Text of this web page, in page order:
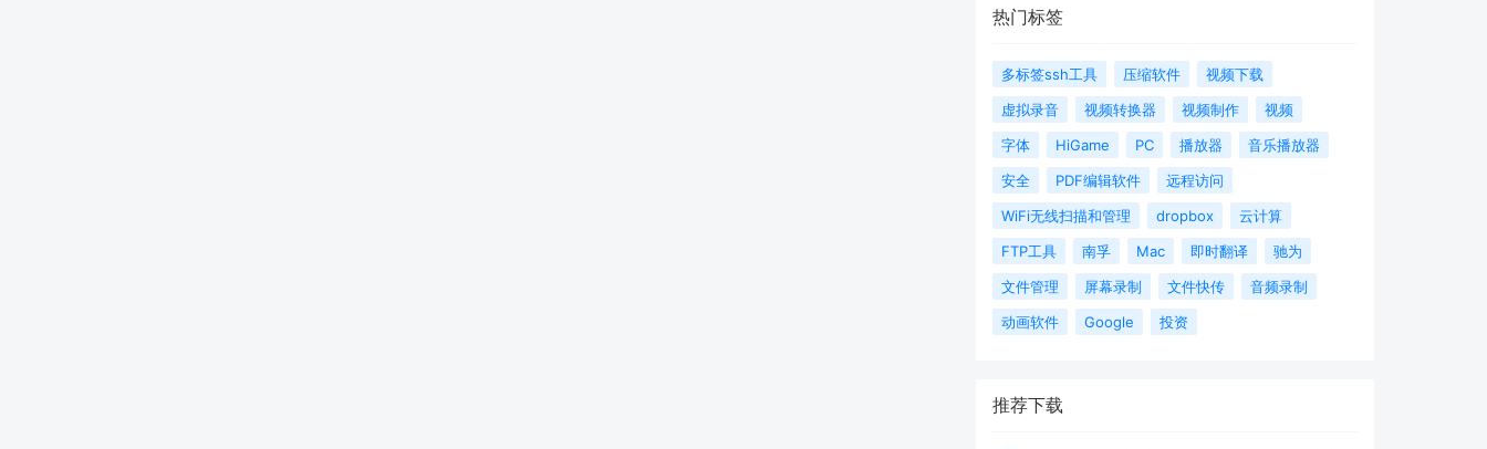
热门标签
多标签ssh工具 压缩软件
视频下载
虚拟录音
视频转换器 视频制作
视频
字体
HiGame PC 播放器
音乐播放器
安全
PDF编辑软件
远程访问
WiFi无线扫描和管理
dropbox
云计算
FTP工具
南孚 Mac 即时翻译
驰为
文件管理
屏幕录制 文件快传
音频录制
动画软件
Google 投资
推荐下载